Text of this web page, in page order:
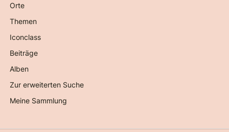
Orte
Themen
Iconclass
Beiträge
Alben
Zur erweiterten Suche
Meine Sammlung